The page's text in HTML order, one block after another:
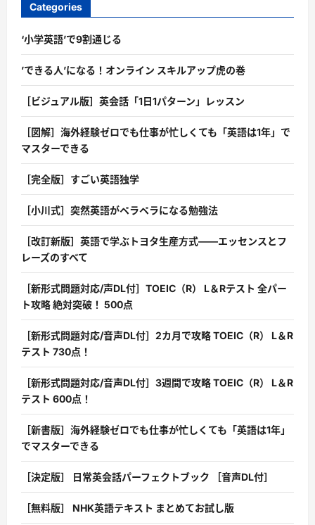
Categories
‘小学英語’で9割通じる
’できる人’になる！オンライン スキルアップ虎の巻
［ビジュアル版］英会話「1日1パターン」レッスン
［図解］海外経験ゼロでも仕事が忙しくても「英語は1年」で
マスターできる
［完全版］すごい英語独学
［小川式］突然英語がペラペラになる勉強法
［改訂新版］英語で学ぶトヨタ生産方式――エッセンスとフ
レーズのすべて
［新形式問題対応/声DL付］TOEIC（R） L＆Rテスト 全パー
ト攻略 絶対突破！ 500点
［新形式問題対応/音声DL付］2カ月で攻略 TOEIC（R） L＆R
テスト 730点！
［新形式問題対応/音声DL付］3週間で攻略 TOEIC（R） L＆R
テスト 600点！
［新書版］海外経験ゼロでも仕事が忙しくても「英語は1年」
でマスターできる
［決定版］ 日常英会話パーフェクトブック ［音声DL付］
［無料版］ NHK英語テキスト まとめてお試し版